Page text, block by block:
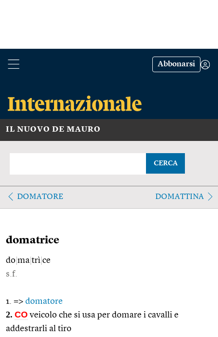
Abbonarsi
IL NUOVO DE MAURO
CERCA
DOMATORE DOMATTINA
domatrice
do ma trì ce
s.f.
1. => domatore
2. CO veicolo che si usa per domare i cavalli e
addestrarli al tiro